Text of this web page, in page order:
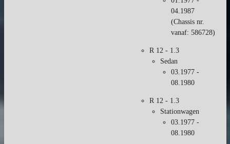
04.1987
(Chassis nr.
vanaf: 586728)
R 12 - 1.3
Sedan
03.1977 -
08.1980
R 12 - 1.3
Stationwagen
03.1977 -
08.1980